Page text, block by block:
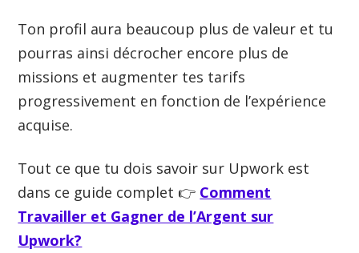
Ton profil aura beaucoup plus de valeur et tu
pourras ainsi décrocher encore plus de
missions et augmenter tes tarifs
progressivement en fonction de l’expérience
acquise.
Tout ce que tu dois savoir sur Upwork est
dans ce guide complet 👉 Comment
Travailler et Gagner de l’Argent sur
Upwork?